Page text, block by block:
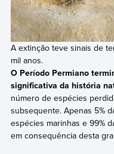
A extinção teve sinais de
mil anos.
O Período Permiano
significativa da história
número de espécies
subsequente. Apenas 5%
espécies marinhas e 99%
em consequência desta